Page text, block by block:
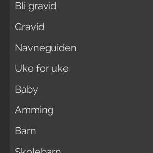
Bli gravid
Gravid
Navneguiden
Uke for uke
Baby
Amming
Barn